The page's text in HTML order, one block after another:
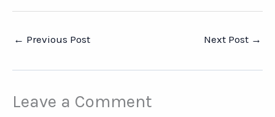
← Previous Post Next Post →
Leave a Comment